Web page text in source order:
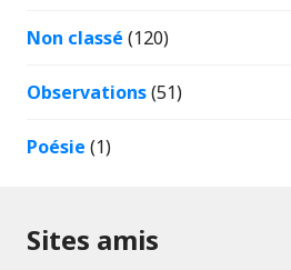
Non classé (120)
Observations(51)
Poésie (1)
Sites amis